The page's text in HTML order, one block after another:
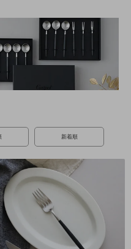
新着順